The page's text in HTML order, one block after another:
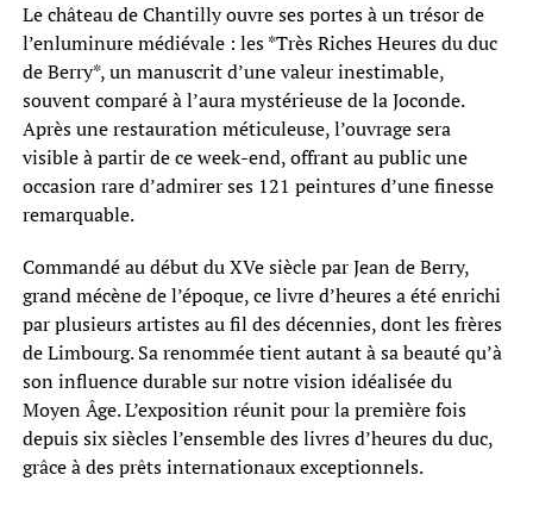
Le château de Chantilly ouvre ses portes à un trésor de
l’enluminure médiévale : les *Très Riches Heures du duc
de Berry*, un manuscrit d’une valeur inestimable,
souvent comparé à l’aura mystérieuse de la Joconde.
Après une restauration méticuleuse, l’ouvrage sera
visible à partir de ce week-end, offrant au public une
occasion rare d’admirer ses 121 peintures d’une finesse
remarquable.
Commandé au début du XVe siècle par Jean de Berry,
grand mécène de l’époque, ce livre d’heures a été enrichi
par plusieurs artistes au fil des décennies, dont les frères
de Limbourg. Sa renommée tient autant à sa beauté qu’à
son influence durable sur notre vision idéalisée du
Moyen Âge. L’exposition réunit pour la première fois
depuis six siècles l’ensemble des livres d’heures du duc,
grâce à des prêts internationaux exceptionnels.